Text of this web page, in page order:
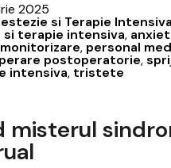
la
Elytis
2025
si Terapie
si terapie intensiva,
monitorizare, personal
postoperatorie,
intensiva, tristete
misterul